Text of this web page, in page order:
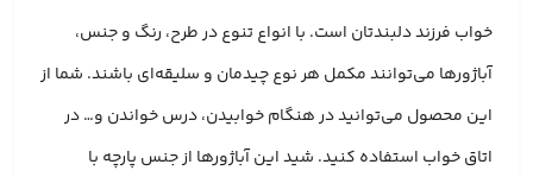
خواب فرزند دلبندتان است. با انواع تنوع در طرح، رنگ و جنس،
آباژورها می‌توانند مکمل هر نوع چیدمان و سلیقه‌ای باشند. شما از
این محصول می‌توانید در هنگام خوابیدن، درس خواندن و… در
اتاق خواب استفاده کنید. شید این آباژورها از جنس پارچه با